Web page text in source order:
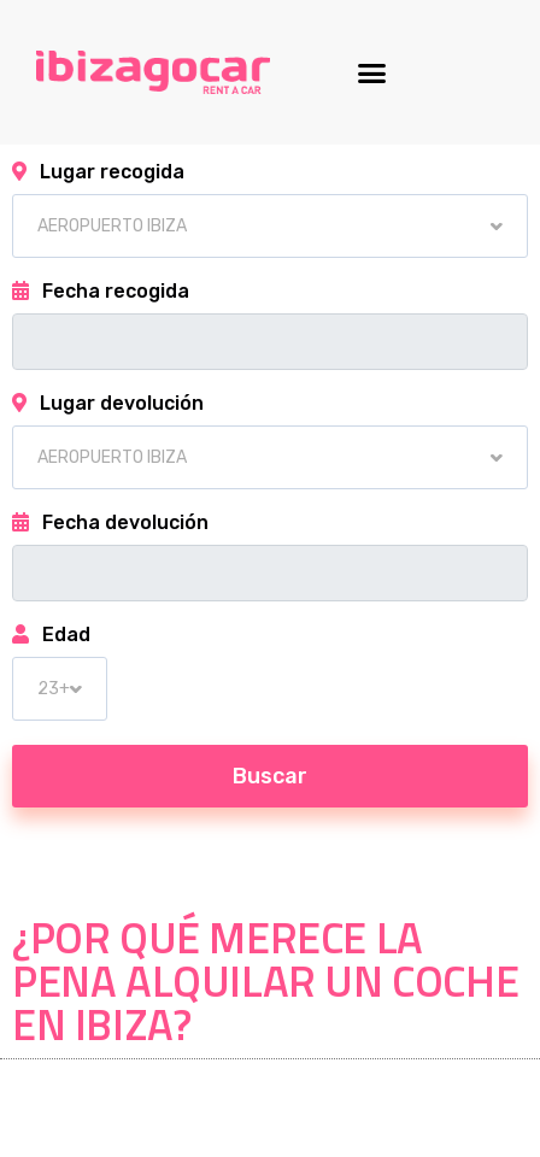
Lugar recogida
Fecha recogida
Lugar devolución
Fecha devolución
Edad
¿POR QUÉ MERECE LA
PENA ALQUILAR UN COCHE
EN IBIZA?